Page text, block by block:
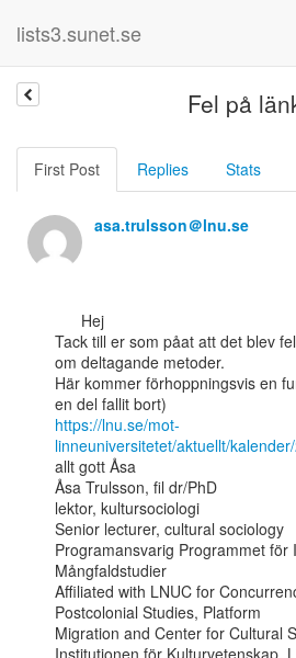
lists3.sunet.se
Fel på
First Post Replies Stats
asa.trulsson＠lnu.se
Tack till er som påat att det blev
om deltagande metoder.
Här kommer förhoppningsvis en
https://lnu.se/mot-
linneuniversitetet/aktuellt/
allt gott Åsa
Åsa Trulsson, fil dr/PhD
lektor, kultursociologi
Senior lecturer, cultural sociology
Programansvarig Programmet för
Mångfaldstudier
Affiliated with LNUC for
Postcolonial Studies, Platform
Migration and Center for Cultural
Institutionen för Kulturvetenskap,